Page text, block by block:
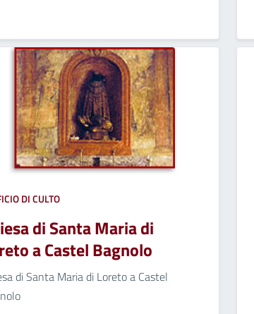
DI CULTO
di Santa Maria di
a Castel Bagnolo
di Santa Maria di Loreto a Castel